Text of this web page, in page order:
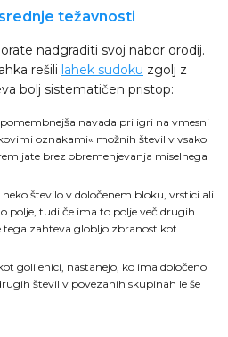
težavnosti
nadgraditi svoj nabor orodij.
rešili lahek sudoku zgolj z
bolj sistematičen pristop:
navada pri igri na vmesni
oznakami« možnih števil v vsako
brez obremenjevanja miselnega
neko število v določenem bloku, vrstici ali
polje, tudi če ima to polje več drugih
zahteva globljo zbranost kot
goli enici, nastanejo, ko ima določeno
števil v povezanih skupinah le še